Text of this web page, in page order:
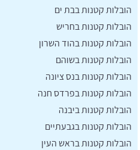
הובלות קטנות בבת ים
הובלות קטנות בחריש
הובלות קטנות בהוד השרון
הובלות קטנות בשוהם
הובלות קטנות בנס ציונה
הובלות קטנות בפרדס חנה
הובלות קטנות ביבנה
הובלות קטנות בגבעתיים
הובלות קטנות בראש העין